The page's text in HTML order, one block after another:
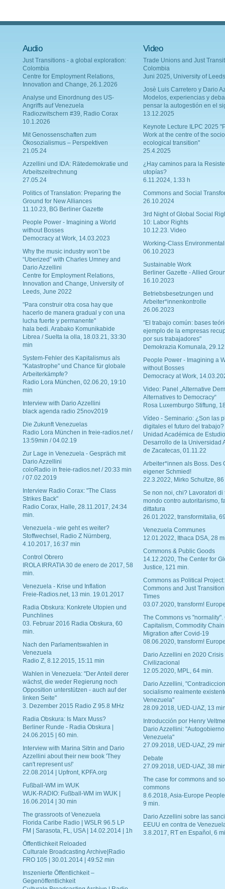
Audio
Just Transitions - a global exploration:
Colombia
Centre for Employment Relations,
Innovation and Change, 26.1.2026
Analyse und Einordnung des US-
Angriffs auf Venezuela
Radiozwitschern #39, Radio Corax
10.1.2026
Mit Genossenschaften zum
Ökosozialismus – Perspektiven
21.05.24
Azzellini und IDA: Rätedemokratie und
Arbeitszeitrechnung
27.05.24
Politics of Translation: Preparing the
Ground for New Alliances
11.10.23, BG Berliner Gazette
People Power - Imagining a World
without Bosses
Democracy at Work, 14.03.2023
Why the music industry won’t be
“Uberized” with Charles Umney and
Dario Azzellini
Centre for Employment Relations,
Innovation and Change, University of
Leeds, June 2022
"Para construir otra cosa hay que
hacerlo de manera gradual y con una
lucha fuerte y permanente"
hala bedi. Arabako Komunikabide
Librea / Suelta la olla, 18.03.21, 33:30
min
System-Fehler des Kapitalismus als
"Katastrophe" und Chance für globale
Arbeiterkämpfe?
Radio Lora München, 02.06.20, 19:10
min
Interview with Dario Azzellini
black agenda radio 25nov2019
Die Zukunft Venezuelas
Radio Lora München in freie-radios.net /
13:59min / 04.02.19
Zur Lage in Venezuela - Gespräch mit
Dario Azzellini
coloRadio in freie-radios.net / 20:33 min
/ 07.02.2019
Interview Radio Corax: "The Class
Strikes Back"
Radio Corax, Halle, 28.11.2017, 24:34
min.
Venezuela - wie geht es weiter?
Stoffwechsel, Radio Z Nürnberg,
4.10.2017, 16:37 min
Control Obrero
IROLA IRRATIA 30 de enero de 2017, 58
min.
Venezuela - Krise und Inflation
Freie-Radios.net, 13 min. 19.01.2017
Radia Obskura: Konkrete Utopien und
Punchlines
03. Februar 2016 Radia Obskura, 60
min.
Nach den Parlamentswahlen in
Venezuela
Radio Z, 8.12.2015, 15:11 min
Wahlen in Venezuela: "Der Anteil derer
wächst, die weder Regierung noch
Opposition unterstützen - auch auf der
linken Seite"
3. Dezember 2015 Radio Z 95.8 MHz
Radia Obskura: Is Marx Muss?
Berliner Runde - Radia Obskura |
24.06.2015 | 60 min.
Interview with Marina Sitrin and Dario
Azzellini about their new book 'They
can't represent us!'
22.08.2014 | Upfront, KPFA.org
Fußball-WM im WUK
WUK-RADIO: Fußball-WM im WUK |
16.06.2014 | 30 min
The grassroots of Venezuela
Florida Caribe Radio | WSLR 96.5 LP
FM | Sarasota, FL, USA | 14.02.2014 | 1h
Öffentlichkeit Reloaded
Culturale Broadcasting Archive|Radio
FRO 105 | 30.01.2014 | 49:52 min
Inszenierte Öffentlichkeit –
Gegenöffentlichkeit
Video
Trade Unions and Just
Colombia
Juni 2025, University of Leeds
Josè Luis Carretero y Dario
Modelos, experiencias y
pensar la autogestión en el
13.12.2025
Keynote Lecture ILPC 2025
Work at the centre of the
ecological transition"
25.4.2025
¿Hay caminos para la
utopías?
6.11.2024, 1:33 h
Commons and Social
26.10.2024
3rd Night of Global Social
10: Labor Rights
10.12.23. Video
Working-Class
06.10.2023
Sustainable Work
Berliner Gazette - Allied
16.10.2023
Betriebsbesetzungen und
Arbeiter*innenkontrolle
26.06.2023
"El trabajo común: bases
ejemplo de la empresas
por sus trabajadores"
Demokrazia Komunala,
People Power - Imagining a
without Bosses
Democracy at Work,
Video: Panel „Alternative
Alternatives to Democracy“
Rosa Luxemburgo Stiftung,
Vídeo - Seminario: ¿Son las
digitales el futuro del trabajo?
Unidad Académica de
Desarrollo de la Universidad
de Zacatecas, 01.11.22
Arbeiter*innen als Boss. Des
eigener Schmied!
22.3.2022, Mirko Schultze, 86
Se non noi, chi? Lavoratori di
mondo contro autoritarismo,
dittatura
26.01.2022, transformitalia,
Venezuela Communes
12.01.2022, Ithaca DSA, 28
Commons & Public Goods
14.12.2020, The Center for
Justice, 121 min.
Commons as Political Project:
Commons and Just
Times
03.07.2020, transform!
The Commons vs "normality".
Capitalism, Commodity
Migration after Covid-19
08.06.2020, transform!
Dario Azzellini en 2020 Crisis
Civilizacional
12.05.2020, MPL, 64 min.
Dario Azzellini,
socialismo realmente
Venezuela"
28.09.2018, UED-UAZ, 13
Introducción por Henry
Dario Azzellini:
Venezuela"
27.09.2018, UED-UAZ, 29
Debate
27.09.2018, UED-UAZ, 38
The case for commons and
commons
8.6.2018, Asia-Europe
9 min.
Dario Azzellini sobre las
EEUU en contra de
3.8.2017, RT en Español, 6